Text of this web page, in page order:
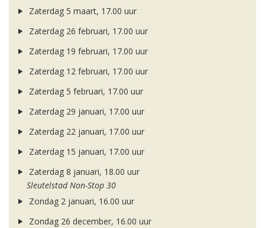
Zaterdag 5 maart, 17.00 uur
Zaterdag 26 februari, 17.00 uur
Zaterdag 19 februari, 17.00 uur
Zaterdag 12 februari, 17.00 uur
Zaterdag 5 februari, 17.00 uur
Zaterdag 29 januari, 17.00 uur
Zaterdag 22 januari, 17.00 uur
Zaterdag 15 januari, 17.00 uur
Zaterdag 8 januari, 18.00 uur
Sleutelstad Non-Stop 30
Zondag 2 januari, 16.00 uur
Zondag 26 december, 16.00 uur